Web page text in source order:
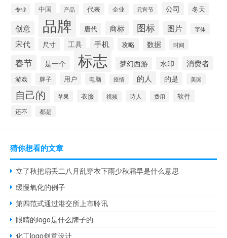
专业 中国 产品 代表 企业 元宵节 公司 冬天
创意 品牌 唐代 商标 图标 图片 字体
宋代 尺寸 工具 手机 攻略 数据 时间
春节 是一个 标志 梦幻西游 水印 消费者
游戏 牌子 用户 电脑 疫情 的人 的是 美国
自己的 苹果 衣服 视频 诗人 费用 软件
还不 都是
猜你想看的文章
立了秋把扇丢二八月乱穿衣下雨少秋霜早是什么意思
缓慢氧化的例子
第四范式通过港交所上市聆讯
眼睛的logo是什么牌子的
化工logo创意设计